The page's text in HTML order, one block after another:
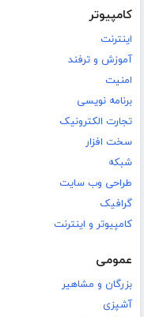
کامپیوتر
اینترنت
آموزش و ترفند
امنیت
برنامه نویسی
تجارت الکترونیک
سخت افزار
شبکه
طراحی وب سایت
گرافیک
کامپیوتر و اینترنت
عمومی
بزرگان و مشاهیر
آشپزی